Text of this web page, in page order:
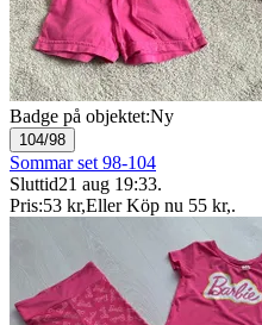
Badge på objektet:Ny
104/98
Sommar set 98-104
Sluttid21 aug 19:33.
Pris:53 kr,Eller Köp nu 55 kr,.